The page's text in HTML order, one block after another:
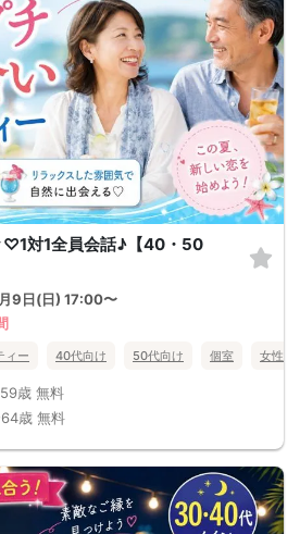
対1全員会話♪【40・50
9日(日) 17:00〜
ィー 40代向け 50代向け 個室 女性無
歳 無料
歳 無料